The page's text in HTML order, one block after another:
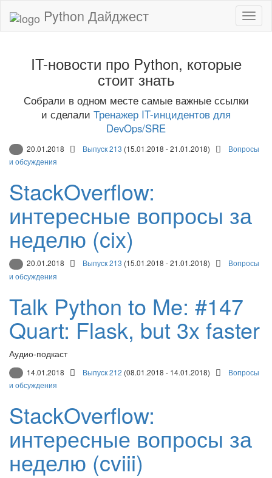
Python Дайджест
IT-новости про Python, которые
стоит знать
Собрали в одном месте самые важные ссылки
и сделали Тренажер IT-инцидентов для
DevOps/SRE
20.01.2018 Выпуск 213 (15.01.2018 - 21.01.2018)
Вопросы
и обсуждения
StackOverflow:
интересные вопросы за
неделю (cix)
20.01.2018 Выпуск 213 (15.01.2018 - 21.01.2018)
Вопросы
и обсуждения
Talk Python to Me: #147
Quart: Flask, but 3x faster
Аудио-подкаст
14.01.2018 Выпуск 212 (08.01.2018 - 14.01.2018)
Вопросы
и обсуждения
StackOverflow:
интересные вопросы за
неделю (cviii)